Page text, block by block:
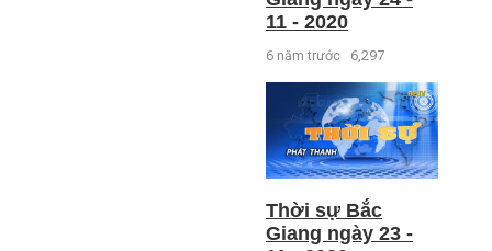
11 - 2020
6 năm trước 6,297
Thời sự Bắc
Giang ngày 23 -